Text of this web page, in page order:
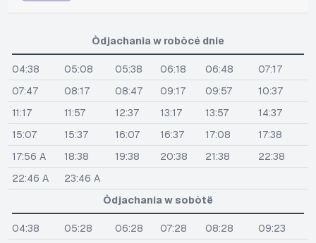
Òdjachania w robòcé dnie
04:38 05:08 05:38 06:18 06:48
07:17
07:47
08:17 08:47 09:17 09:57
10:37
11:17
11:57 12:37 13:17 13:57
14:37
15:07
15:37 16:07 16:37 17:08
17:38
17:56 A
18:38 19:38 20:38 21:38
22:38
22:46 A
23:46 A
Òdjachania w sobòtë
04:38 05:28 06:28 07:28 08:28
09:23